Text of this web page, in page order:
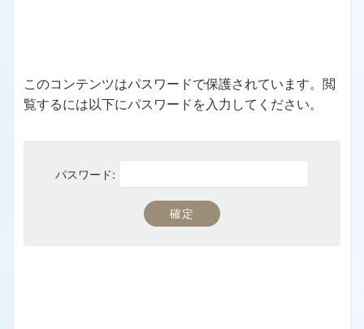
このコンテンツはパスワードで保護されています。閲
覧するには以下にパスワードを入力してください。
パスワード: